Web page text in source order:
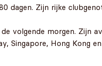
dagen. Zijn rijke
volgende morgen. Zijn
Singapore, Hong Kong